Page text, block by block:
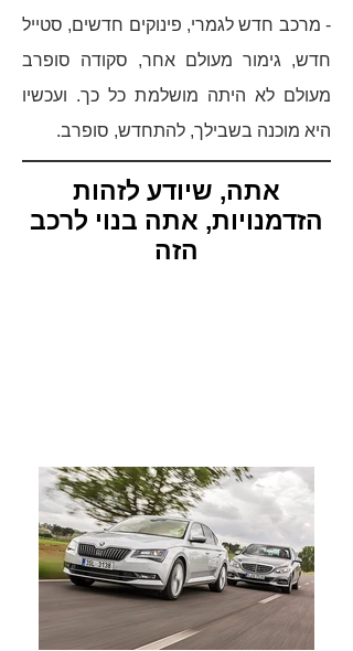
- מרכב חדש לגמרי, פינוקים חדשים, סטייל
חדש, גימור מעולם אחר, סקודה סופרב
מעולם לא היתה מושלמת כל כך. ועכשיו
היא מוכנה בשבילך, להתחדש, סופרב.
אתה, שיודע לזהות
הזדמנויות, אתה בנוי לרכב
הזה